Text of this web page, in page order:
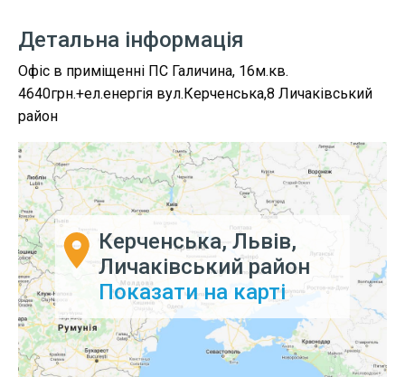
Детальна інформація
Офіс в приміщенні ПС Галичина, 16м.кв.
4640грн.+ел.енергія вул.Керченська,8 Личаківський
район
Керченська, Львів,
Личаківський район
Показати на карті